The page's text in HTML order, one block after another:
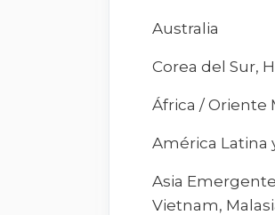
Australia
Corea del Sur,
África / Oriente
América Latina
Asia
Vietnam,